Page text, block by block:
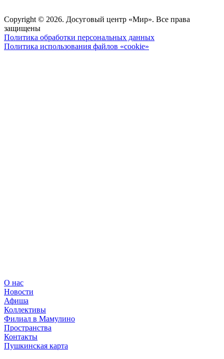
Copyright © 2026. Досуговый центр «Мир». Все права
защищены
Политика обработки персональных данных
Политика использования файлов «cookie»
О нас
Новости
Афиша
Коллективы
Филиал в Мамулино
Пространства
Контакты
Пушкинская карта